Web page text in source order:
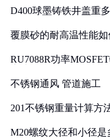
D400球墨铸铁井盖重
覆膜砂的耐高温性能如
RU7088R功率
不锈钢通风 管道施工
201不锈钢重量计算方
M20螺纹大径和小径是